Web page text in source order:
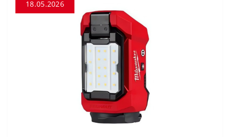
18.05.2026